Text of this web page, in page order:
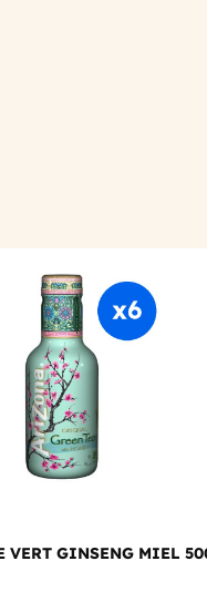
VERT GINSENG MIEL